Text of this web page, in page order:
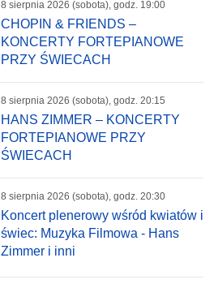
8 sierpnia 2026 (sobota), godz. 19:00
CHOPIN & FRIENDS –
KONCERTY FORTEPIANOWE
PRZY ŚWIECACH
8 sierpnia 2026 (sobota), godz. 20:15
HANS ZIMMER – KONCERTY
FORTEPIANOWE PRZY
ŚWIECACH
8 sierpnia 2026 (sobota), godz. 20:30
Koncert plenerowy wśród kwiatów i
świec: Muzyka Filmowa - Hans
Zimmer i inni